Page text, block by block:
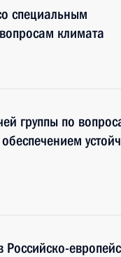
специальным
климата
группы по
Российско-